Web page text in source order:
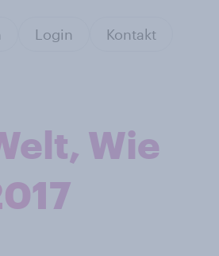
Login Kontakt
Wie